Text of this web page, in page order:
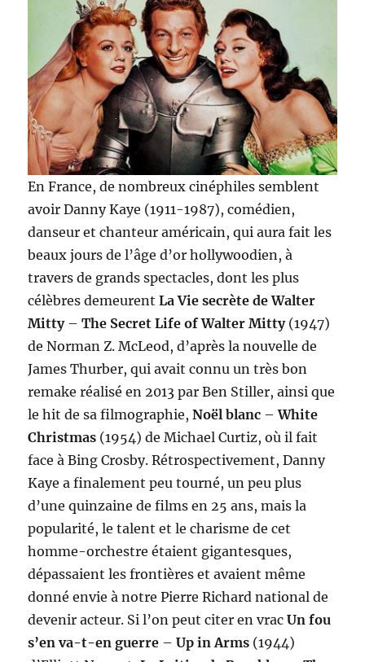
En France, de nombreux cinéphiles semblent
avoir Danny Kaye (1911-1987), comédien,
danseur et chanteur américain, qui aura fait les
beaux jours de l’âge d’or hollywoodien, à
travers de grands spectacles, dont les plus
célèbres demeurentLa Vie secrète de Walter
Mitty–The Secret Life of Walter Mitty(1947)
de Norman Z. McLeod, d’après la nouvelle de
James Thurber, qui avait connu un très bon
remake réalisé en 2013 par Ben Stiller, ainsi que
le hit de sa filmographie,Noël blanc –White
Christmas (1954) de Michael Curtiz, où il fait
face à Bing Crosby. Rétrospectivement, Danny
Kaye a finalement peu tourné, un peu plus
d’une quinzaine de films en 25 ans, mais la
popularité, le talent et le charisme de cet
homme-orchestre étaient gigantesques,
dépassaient les frontières et avaient même
donné envie à notre Pierre Richard national de
devenir acteur. Si l’on peut citer en vracUn fou
s’en va-t-en guerre –Up in Arms (1944)